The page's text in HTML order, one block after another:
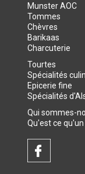
Munster AOC
Tommes
Chèvres
Barikaas
Charcuterie
Tourtes
Spécialités
Epicerie fine
Spécialités
Qui sommes-
Qu'est ce